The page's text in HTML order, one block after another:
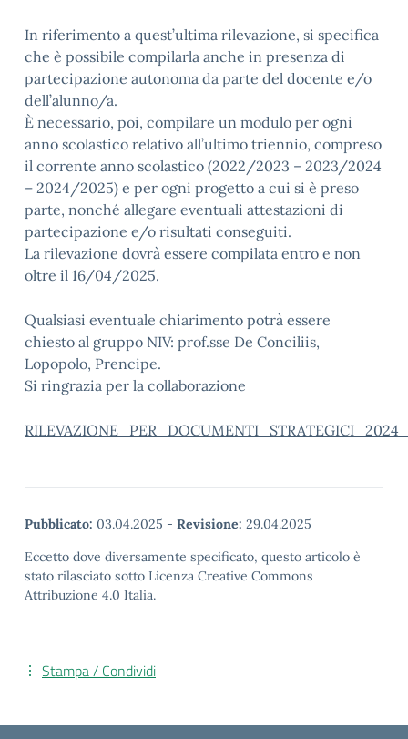
In riferimento a quest’ultima rilevazione, si specifica
che è possibile compilarla anche in presenza di
partecipazione autonoma da parte del docente e/o
dell’alunno/a.
È necessario, poi, compilare un modulo per ogni
anno scolastico relativo all’ultimo triennio, compreso
il corrente anno scolastico (2022/2023 – 2023/2024
– 2024/2025) e per ogni progetto a cui si è preso
parte, nonché allegare eventuali attestazioni di
partecipazione e/o risultati conseguiti.
La rilevazione dovrà essere compilata entro e non
oltre il 16/04/2025.
Qualsiasi eventuale chiarimento potrà essere
chiesto al gruppo NIV: prof.sse De Conciliis,
Lopopolo, Prencipe.
Si ringrazia per la collaborazione
Pubblicato: 03.04.2025 - Revisione: 29.04.2025
Eccetto dove diversamente specificato, questo articolo è
stato rilasciato sotto Licenza Creative Commons
Attribuzione 4.0 Italia.
Stampa / Condividi